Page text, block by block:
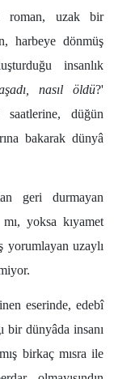
roman, uzak bir
harbeye dönmüş
insanlık
nasıl öldü?'
saatlerine, düğün
bakarak dünyâ
geri durmayan
yoksa kıyamet
yorumlayan uzaylı
eserinde, edebî
bir dünyâda insanı
birkaç mısra ile